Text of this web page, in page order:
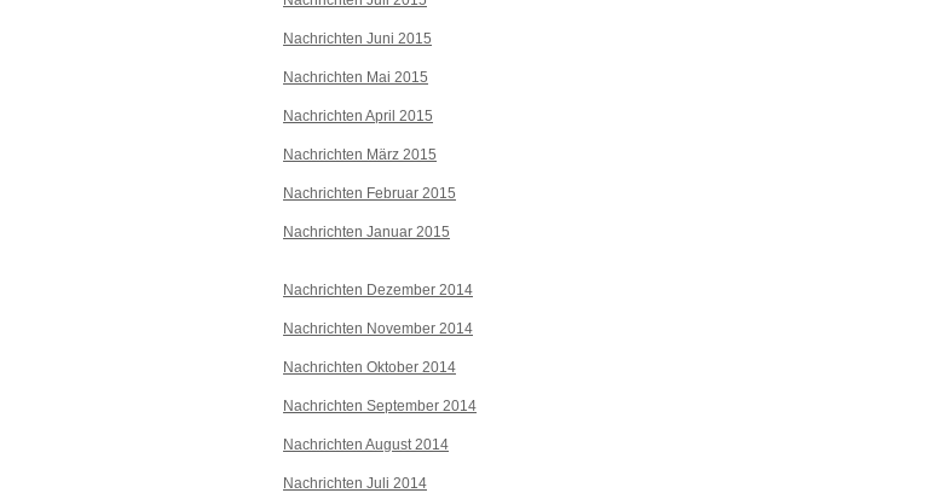
Nachrichten Juni 2015
Nachrichten Mai 2015
Nachrichten April 2015
Nachrichten März 2015
Nachrichten Februar 2015
Nachrichten Januar 2015
Nachrichten Dezember 2014
Nachrichten November 2014
Nachrichten Oktober 2014
Nachrichten September 2014
Nachrichten August 2014
Nachrichten Juli 2014